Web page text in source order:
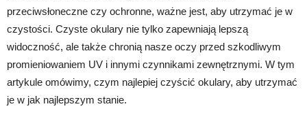
przeciwsłoneczne czy ochronne, ważne jest, aby utrzymać je w
czystości. Czyste okulary nie tylko zapewniają lepszą
widoczność, ale także chronią nasze oczy przed szkodliwym
promieniowaniem UV i innymi czynnikami zewnętrznymi. W tym
artykule omówimy, czym najlepiej czyścić okulary, aby utrzymać
je w jak najlepszym stanie.